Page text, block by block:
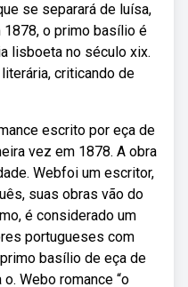
se separará de luísa,
1878, o primo basílio é
lisboeta no século xix.
criticando de
escrito por eça de
vez em 1878. A obra
Webfoi um escritor,
suas obras vão do
é considerado um
portugueses com
basílio de eça de
Webo romance “o